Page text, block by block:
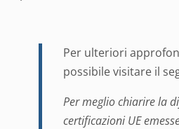
Per ulteriori
possibile visitare il
Per meglio chiarire la
certificazioni UE